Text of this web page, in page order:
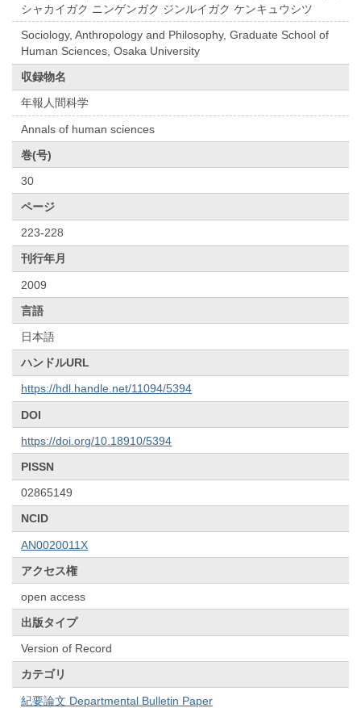
シャカイガク ニンゲンガク ジンルイガク ケンキュウシツ
Sociology, Anthropology and Philosophy, Graduate School of
Human Sciences, Osaka University
収録物名
年報人間科学
Annals of human sciences
巻(号)
30
ページ
223-228
刊行年月
2009
言語
日本語
ハンドルURL
https://hdl.handle.net/11094/5394
DOI
https://doi.org/10.18910/5394
PISSN
02865149
NCID
AN0020011X
アクセス権
open access
出版タイプ
Version of Record
カテゴリ
紀要論文 Departmental Bulletin Paper